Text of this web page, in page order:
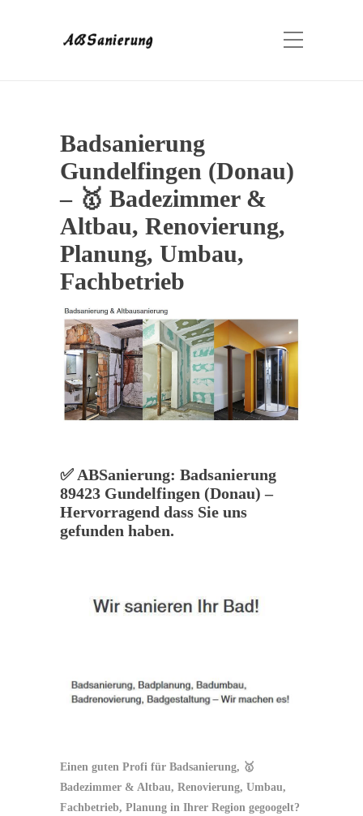
Badsanierung
Gundelfingen (Donau)
– 🥇 Badezimmer &
Altbau, Renovierung,
Planung, Umbau,
Fachbetrieb
✅ ABSanierung: Badsanierung
89423 Gundelfingen (Donau) –
Hervorragend dass Sie uns
gefunden haben.
Einen guten Profi für Badsanierung, 🥇
Badezimmer & Altbau, Renovierung, Umbau,
Fachbetrieb, Planung in Ihrer Region gegoogelt?